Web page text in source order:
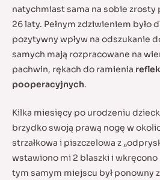
natychmiast sama na sobie zrosty
26 laty. Pełnym zdziwieniem było
pozytywny wpływ na odszukanie
samych mają rozpracowane na
pachwin, rękach do ramienia
pooperacyjnych.
Kilka miesięcy po urodzeniu
brzydko swoją prawą nogę w
strzałkowa i piszczelowa z
wstawiono mi 2 blaszki i wkręcono
tym samym miejscu był ponowny